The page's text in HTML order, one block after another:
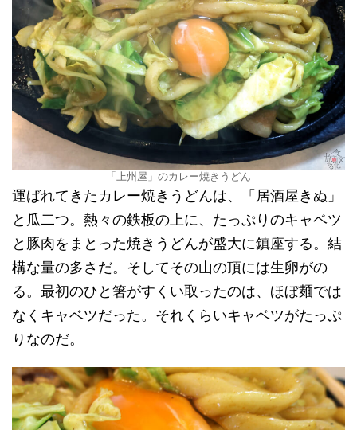
「上州屋」のカレー焼きうどん
運ばれてきたカレー焼きうどんは、「居酒屋きぬ」
と瓜二つ。熱々の鉄板の上に、たっぷりのキャベツ
と豚肉をまとった焼きうどんが盛大に鎮座する。結
構な量の多さだ。そしてその山の頂には生卵がの
る。最初のひと箸がすくい取ったのは、ほぼ麺では
なくキャベツだった。それくらいキャベツがたっぷ
りなのだ。